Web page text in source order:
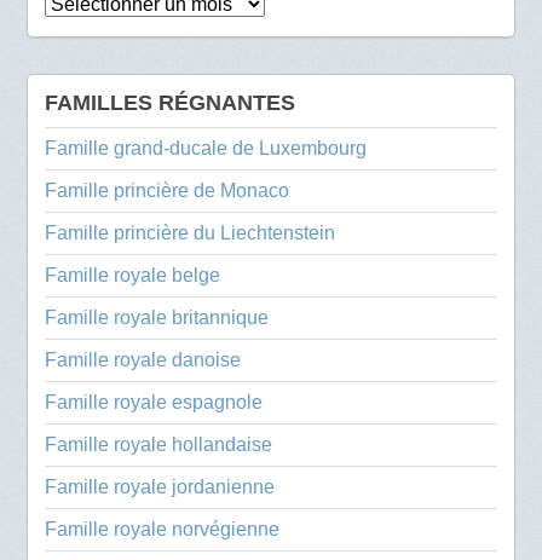
FAMILLES RÉGNANTES
Famille grand-ducale de Luxembourg
Famille princière de Monaco
Famille princière du Liechtenstein
Famille royale belge
Famille royale britannique
Famille royale danoise
Famille royale espagnole
Famille royale hollandaise
Famille royale jordanienne
Famille royale norvégienne